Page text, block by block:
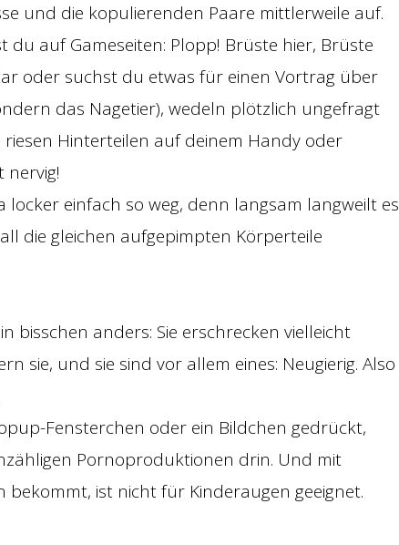
und die kopulierenden Paare mittlerweile auf.
du auf Gameseiten: Plopp! Brüste hier, Brüste
oder suchst du etwas für einen Vortrag über
das Nagetier), wedeln plötzlich ungefragt
Hinterteilen auf deinem Handy oder
nervig!
locker einfach so weg, denn langsam langweilt es
die gleichen aufgepimpten Körperteile
bisschen anders: Sie erschrecken vielleicht
sie, und sie sind vor allem eines: Neugierig. Also
Fensterchen oder ein Bildchen gedrückt,
Pornoproduktionen drin. Und mit
bekommt, ist nicht für Kinderaugen geeignet.